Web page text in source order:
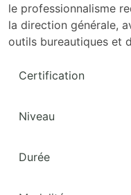
le professionnalisme
la direction générale,
outils bureautiques et
Certification
Niveau
Durée